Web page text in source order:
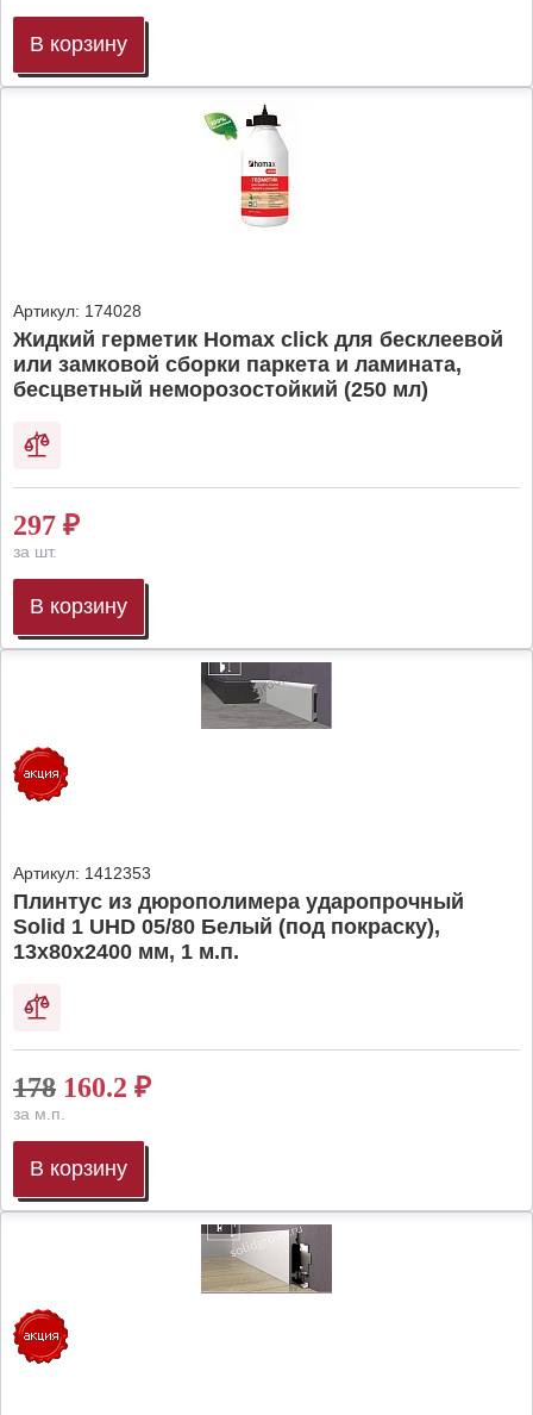
В корзину
Артикул: 174028
Жидкий герметик Homax click для бесклеевой
или замковой сборки паркета и ламината,
бесцветный неморозостойкий (250 мл)
297 ₽
за шт.
В корзину
Артикул: 1412353
Плинтус из дюрополимера ударопрочный
Solid 1 UHD 05/80 Белый (под покраску),
13х80х2400 мм, 1 м.п.
178 160.2 ₽
за м.п.
В корзину